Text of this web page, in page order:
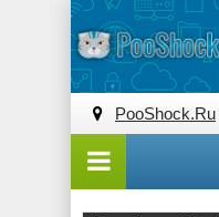
PooShock.Ru